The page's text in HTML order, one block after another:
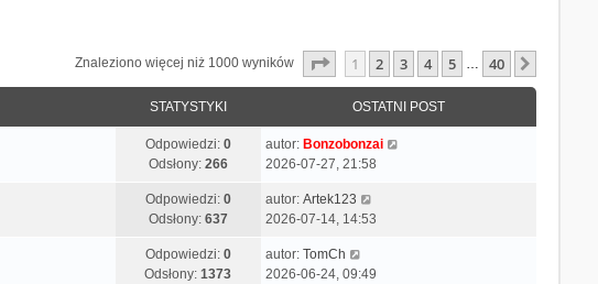
Znaleziono więcej niż 1000 wyników Strona1 z40
1 2 3 4 5 … 40
STATYSTYKI OSTATNI POST
Odpowiedzi: 0
Odsłony: 266
autor: Bonzobonzai
2026-07-27, 21:58
Odpowiedzi: 0
Odsłony: 637
autor: Artek123
2026-07-14, 14:53
Odpowiedzi: 0
Odsłony:1373
autor: TomCh
2026-06-24, 09:49